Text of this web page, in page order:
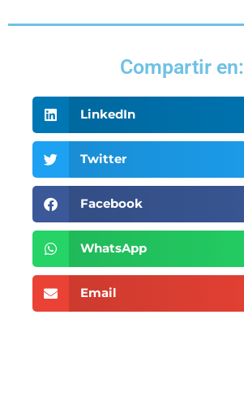
Compartir en:
LinkedIn
Twitter
Facebook
WhatsApp
Email